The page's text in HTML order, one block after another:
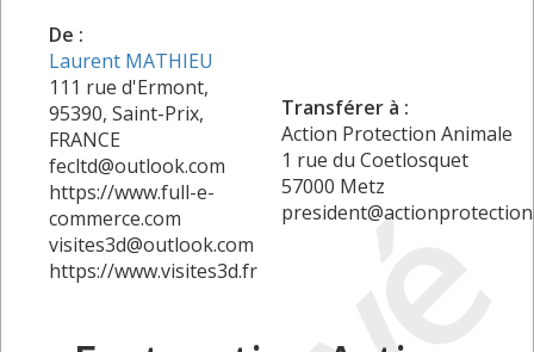
De :
Laurent MATHIEU
111 rue d'Ermont,
95390, Saint-Prix,
FRANCE
fecltd@outlook.com
https://www.full-e-
commerce.com
visites3d@outlook.com
https://www.visites3d.fr
Transférer à :
Action Protection Animale
1 rue du Coetlosquet
57000 Metz